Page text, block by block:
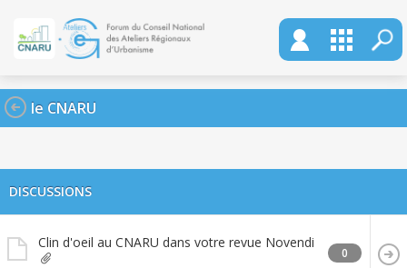
le CNARU
DISCUSSIONS
Clin d'oeil au CNARU dans votre revue Novendi
0